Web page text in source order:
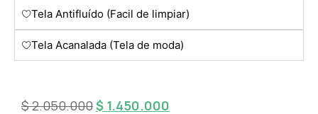
Tela Antifluído (Facil de limpiar)
Tela Acanalada (Tela de moda)
$2.050.000$ 1.450.000